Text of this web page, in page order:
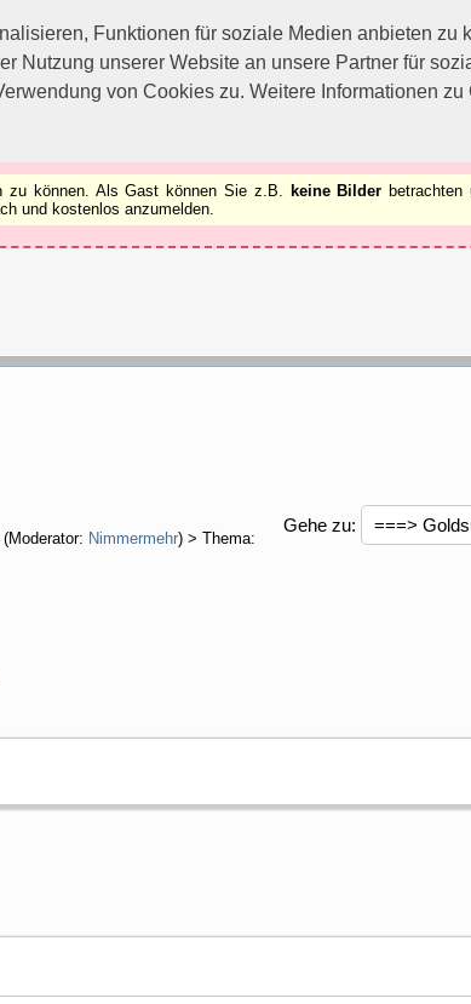
Funktionen für soziale Medien anbieten zu
Nutzung unserer Website an unsere Partner für
von Cookies zu. Weitere Informationen
zu können. Als Gast können Sie z.B. keine Bilder
und kostenlos anzumelden.
(Moderator: Nimmermehr) > Thema:
Gehe zu: